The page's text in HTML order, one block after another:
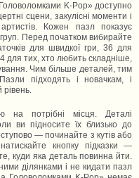
K-Pop» доступно
сцени, закулісні моменти і
Кожен пазл показує
груп. Перед початком вибирайте
для швидкої гри, 36 для
для тих, хто любить складніше,
Чим більше деталей, тим
підходять і новачкам, і
на потрібні місця. Деталі
ви підносите їх близько до
— починайте з кутів або
кнопку підказки —
куди яка деталь повинна йти.
ділянками і не кидати пазл